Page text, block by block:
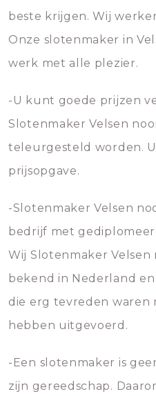
beste krijgen. Wij
Onze slotenmaker in
werk met alle plezier.
-U kunt goede prijzen
Slotenmaker Velsen
teleurgesteld worden.
prijsopgave.
-Slotenmaker Velsen
bedrijf met
Wij Slotenmaker Velsen
bekend in Nederland
die erg tevreden waren
hebben uitgevoerd.
-Een slotenmaker is
zijn gereedschap.